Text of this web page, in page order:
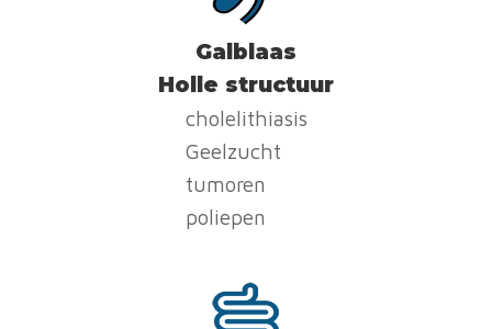
Galblaas
Holle structuur
cholelithiasis
Geelzucht
tumoren
poliepen